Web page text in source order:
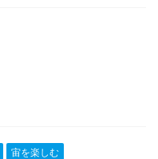
宙を楽しむ